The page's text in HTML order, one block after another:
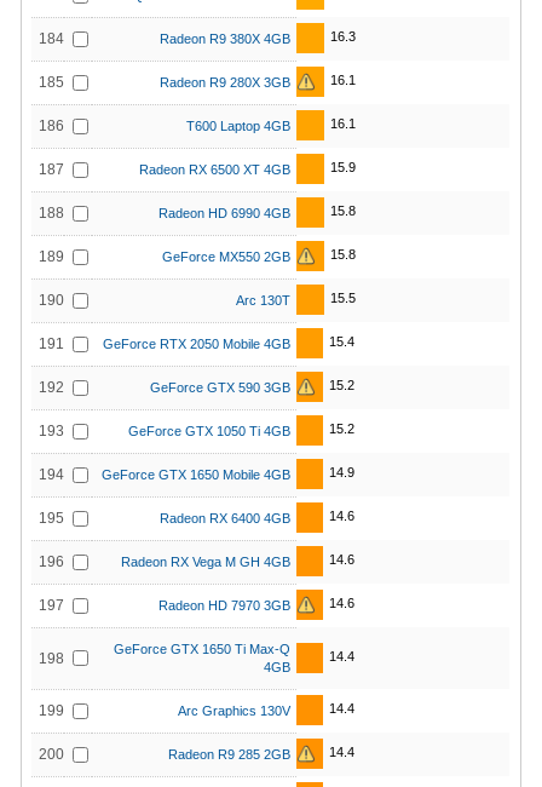
184 Radeon R9 380X 4GB 16.3
185 Radeon R9 280X 3GB 16.1
186 T600 Laptop 4GB 16.1
187 Radeon RX 6500 XT 4GB 15.9
188 Radeon HD 6990 4GB 15.8
189 GeForce MX550 2GB 15.8
190 Arc 130T 15.5
191 GeForce RTX 2050 Mobile 4GB 15.4
192 GeForce GTX 590 3GB 15.2
193 GeForce GTX 1050 Ti 4GB 15.2
194 GeForce GTX 1650 Mobile 4GB 14.9
195 Radeon RX 6400 4GB 14.6
196 Radeon RX Vega M GH 4GB 14.6
197 Radeon HD 7970 3GB 14.6
198
GeForce GTX 1650 Ti Max-Q
4GB
14.4
199 Arc Graphics 130V 14.4
200 Radeon R9 285 2GB 14.4